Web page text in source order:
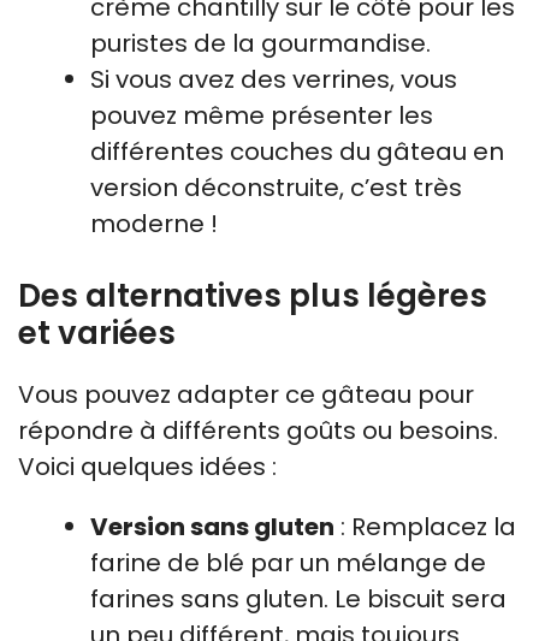
crème chantilly sur le côté pour les
puristes de la gourmandise.
Si vous avez des verrines, vous
pouvez même présenter les
différentes couches du gâteau en
version déconstruite, c’est très
moderne !
Des alternatives plus légères
et variées
Vous pouvez adapter ce gâteau pour
répondre à différents goûts ou besoins.
Voici quelques idées :
Version sans gluten : Remplacez la
farine de blé par un mélange de
farines sans gluten. Le biscuit sera